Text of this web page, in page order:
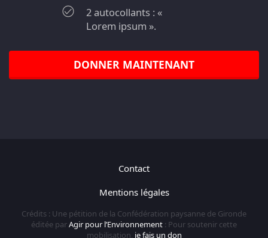
2 autocollants : «
Lorem ipsum ».
DONNER MAINTENANT
Contact
Mentions légales
Crédits : Une pétition de la Confédération paysanne de Gironde
éditée parAgir pour l’Environnement : Pour soutenir cette
mobilisation, je fais un don